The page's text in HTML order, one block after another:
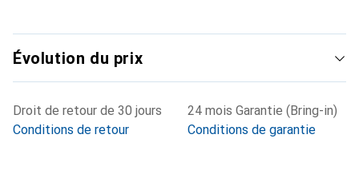
Évolution du prix
Droit de retour de 30 jours
Conditions de retour
24 mois Garantie (Bring-in)
Conditions de garantie